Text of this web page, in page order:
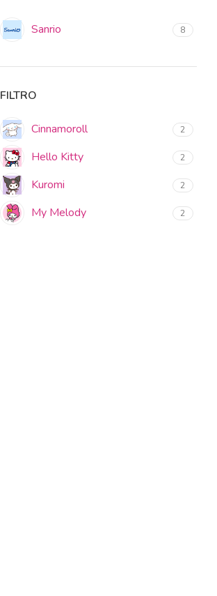
Sanrio 8
FILTRO
Cinnamoroll 2
Hello Kitty 2
Kuromi 2
My Melody 2